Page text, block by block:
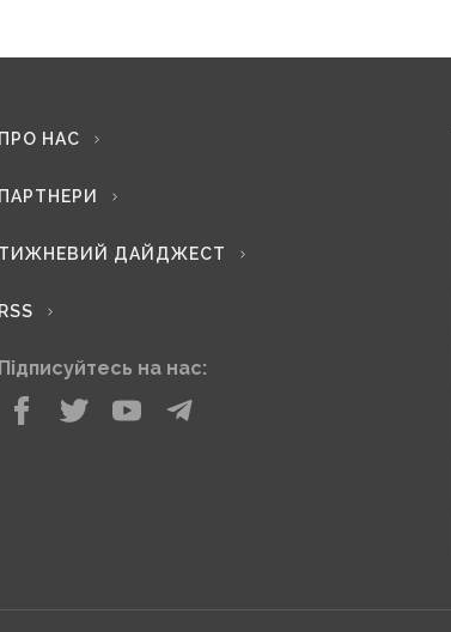
ПРО НАС
ПАРТНЕРИ
ТИЖНЕВИЙ ДАЙДЖЕСТ
RSS
Підписуйтесь на нас: